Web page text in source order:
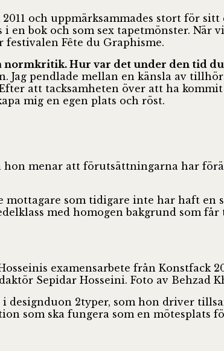
och uppmärksammades stort för sitt
bok och som sex tapetmönster. När
Fête du Graphisme.
Hur var det under den tid du
Jag pendlade mellan en känsla av
att tacksamheten över att ha
mig en egen plats och röst.
menar att förutsättningarna har
mottagare som tidigare inte har haft en
med homogen bakgrund som
examensarbete från Konstfack
Sepidar Hosseini. Foto av Behzad
2typer, som hon driver
som ska fungera som en mötesplats